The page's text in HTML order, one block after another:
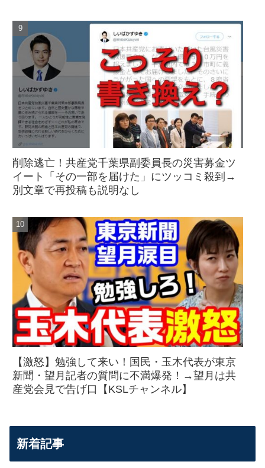
削除逃亡！共産党千葉県副委員長の災害募金ツ
イート「その一部を届けた」にツッコミ殺到→
別文章で再投稿も説明なし
【激怒】勉強して来い！国民・玉木代表が東京
新聞・望月記者の質問に不満爆発！→望月は共
産党会見で告げ口【KSLチャンネル】
新着記事